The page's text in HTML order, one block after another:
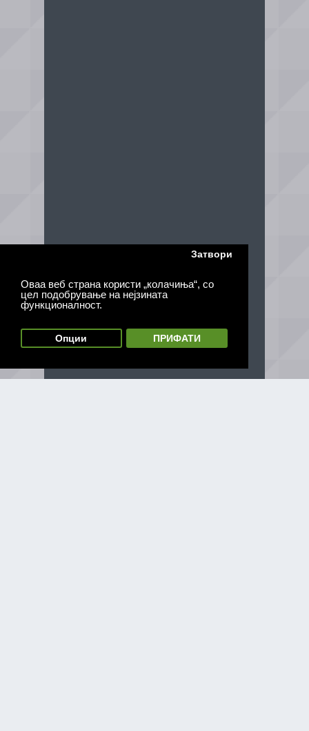
Оваа веб страна користи „колачиња“, со
цел подобрување на нејзината
функционалност.
Затвори
Опции ПРИФАТИ